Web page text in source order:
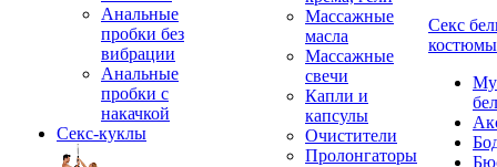
Анальные
пробки без
вибрации
Анальные
пробки с
накачкой
Секс-куклы
Массажные
масла
Массажные
свечи
Капли и
капсулы
Очистители
Пролонгаторы
Секс
костюмы